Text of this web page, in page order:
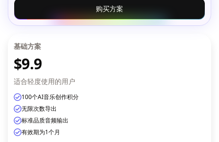
购买方案
基础方案
$9.9
适合轻度使用的用户
100个AI音乐创作积分
无限次数导出
标准品质音频输出
有效期为1个月